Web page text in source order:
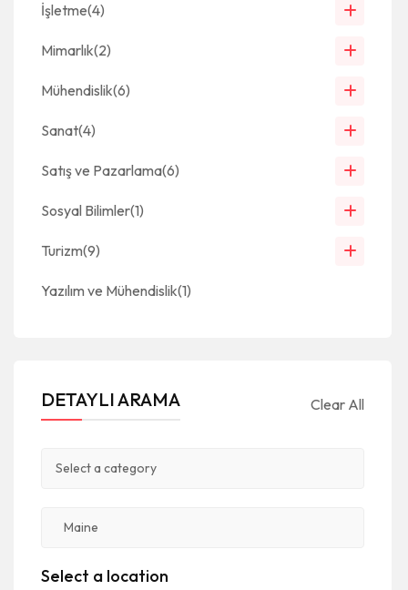
İşletme(4)
Mimarlık(2)
Mühendislik(6)
Sanat(4)
Satış ve Pazarlama(6)
Sosyal Bilimler(1)
Turizm(9)
Yazılım ve Mühendislik(1)
DETAYLI ARAMA Clear All
Select a location